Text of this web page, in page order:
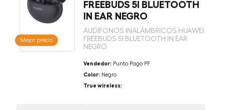
Mejor precio
FREEBUDS 5I BLUETOOTH
IN EAR NEGRO
AUDÍFONOS INALÁMBRICOS HUAWEI
FREEBUDS 5I BLUETOOTH IN EAR
NEGRO
Vendedor: Punto Pago PF
Color: Negro
True wireless: